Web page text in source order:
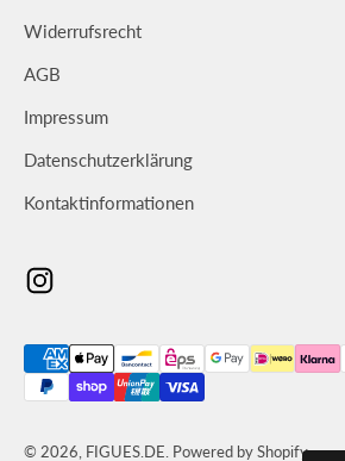
Widerrufsrecht
AGB
Impressum
Datenschutzerklärung
Kontaktinformationen
© 2026, FIGUES.DE. Powered by Shopify